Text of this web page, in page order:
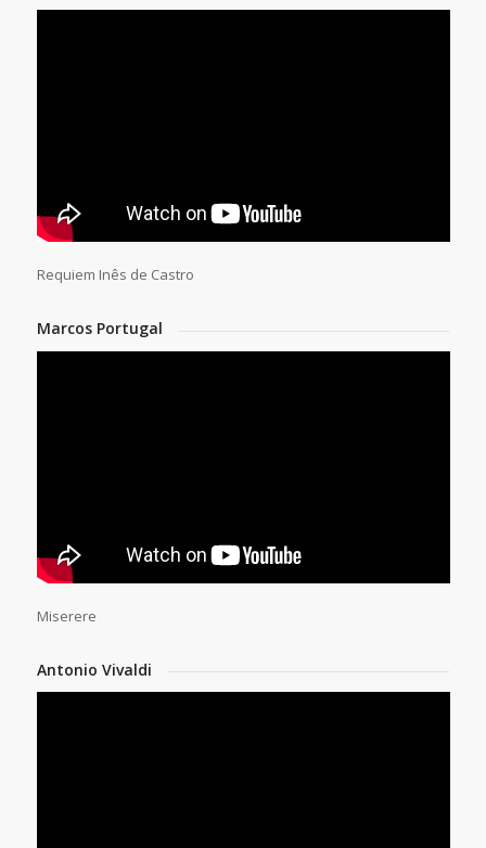
Requiem Inês de Castro
Marcos Portugal
Miserere
Antonio Vivaldi